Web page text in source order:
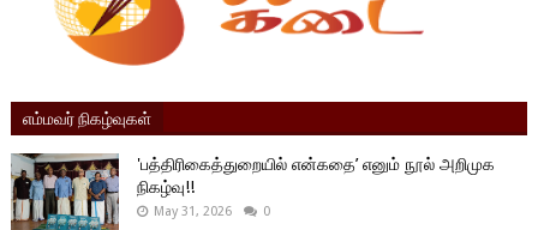
எம்மவர் நிகழ்வுகள்
'பத்திரிகைத்துறையில் என்கதை’ எனும் நூல் அறிமுக
நிகழ்வு!!
May 31, 2026 0